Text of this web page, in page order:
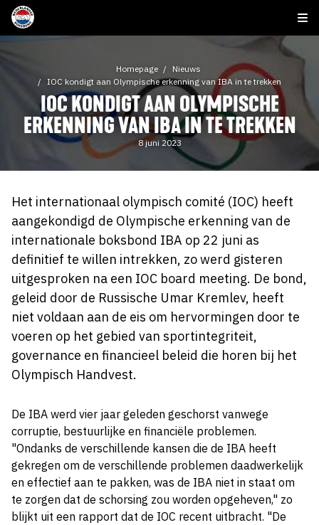
Homepage
Nieuws
IOC kondigt aan Olympische erkenning van IBA in te trekken
IOC KONDIGT AAN OLYMPISCHE
ERKENNING VAN IBA IN TE TREKKEN
8 juni 2023
Het internationaal olympisch comité (IOC) heeft
aangekondigd de Olympische erkenning van de
internationale boksbond IBA op 22 juni as
definitief te willen intrekken, zo werd gisteren
uitgesproken na een IOC board meeting. De bond,
geleid door de Russische Umar Kremlev, heeft
niet voldaan aan de eis om hervormingen door te
voeren op het gebied van sportintegriteit,
governance en financieel beleid die horen bij het
Olympisch Handvest.
De IBA werd vier jaar geleden geschorst vanwege
corruptie, bestuurlijke en financiële problemen.
"Ondanks de verschillende kansen die de IBA heeft
gekregen om de verschillende problemen daadwerkelijk
en effectief aan te pakken, was de IBA niet in staat om
te zorgen dat de schorsing zou worden opgeheven," zo
blijkt uit een rapport dat de IOC recent uitbracht. "De